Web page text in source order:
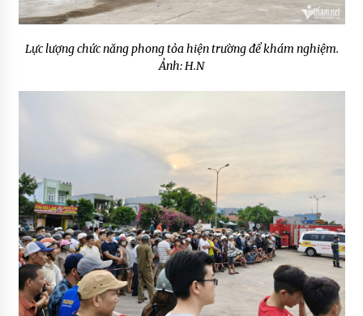
Lực lượng chức năng phong tỏa hiện trường để khám nghiệm.
Ảnh: H.N